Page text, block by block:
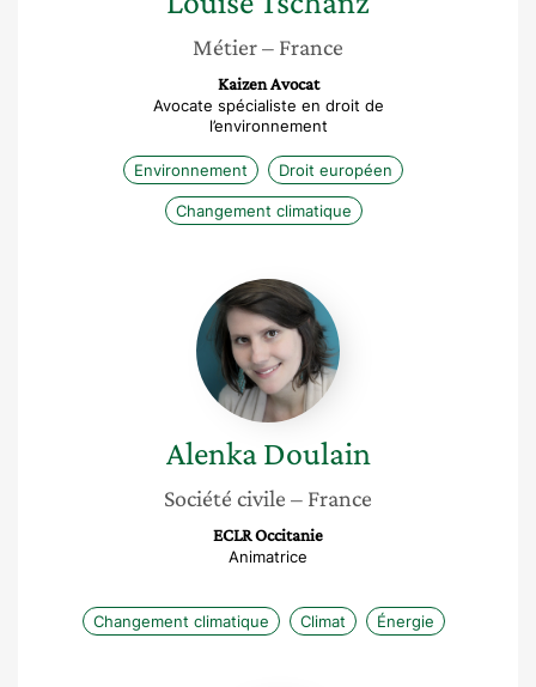
Métier– France
Kaizen Avocat
Avocate spécialiste en droit de
l’environnement
Environnement Droit européen
Changement climatique
Alenka
Doulain
Alenka Doulain
Société civile – France
ECLR Occitanie
Animatrice
Changement climatique Climat Énergie